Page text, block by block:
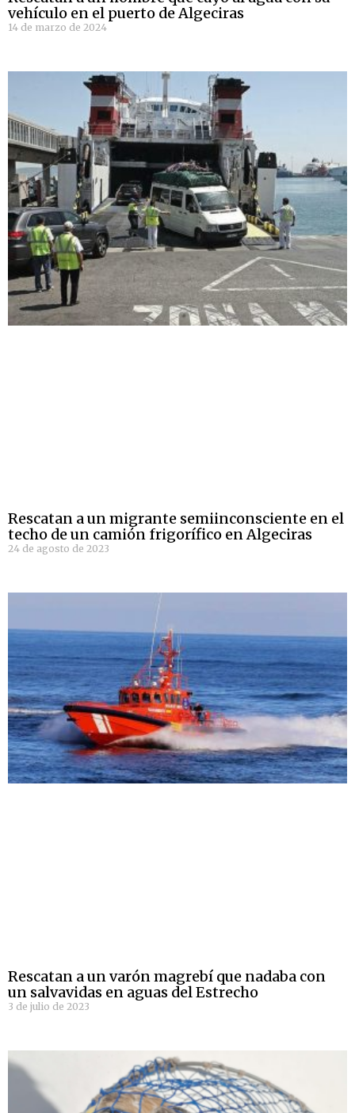
vehículo en el puerto de Algeciras
14 de marzo de 2024
Rescatan a un migrante semiinconsciente en el
techo de un camión frigorífico en Algeciras
24 de agosto de 2023
Rescatan a un varón magrebí que nadaba con
un salvavidas en aguas del Estrecho
3 de julio de 2023